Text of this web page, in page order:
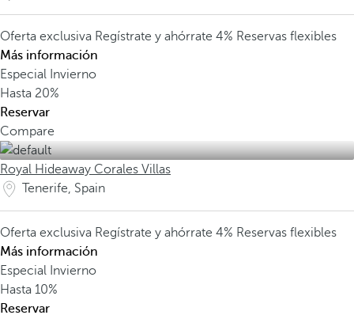
Oferta exclusiva Regístrate y ahórrate 4% Reservas flexibles
Más información
Especial Invierno
Hasta 20%
Reservar
Compare
Royal Hideaway Corales Villas
Tenerife, Spain
Oferta exclusiva Regístrate y ahórrate 4% Reservas flexibles
Más información
Especial Invierno
Hasta 10%
Reservar